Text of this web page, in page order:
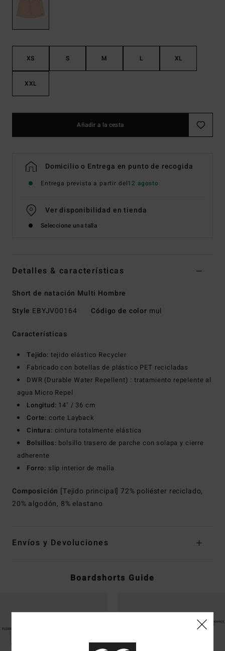
XS S M L XL
XXL
Añadir a la cesta
Domicilio o Entrega en punto de recogida
Entrega prevista a partir del12 agosto
Ver disponibilidad en tienda
Seleccione una talla
Detalles & características
Short de natación Multi Hombre
Style EBYJV00164 Código de color mul
Características
Tejido: tejido elástico Recycler
Fabricado con botellas de plástico PET recicladas
DWR (Durable Water Repellent) : tratamiento repelente al
agua Micro Repel
Longitud: 14" / 36 cm
Corte: corte Layback
Cintura: cintura totalmente elástica
Bolsillos: bolsillo trasero de parche con solapa y cierre
adherente
Forro: slip interior de malla
Composición [Tejido principal] 72% poliéster reciclado,
20% algodón, 8% elastano
Envíos y Devoluciones
Boardshorts Guide